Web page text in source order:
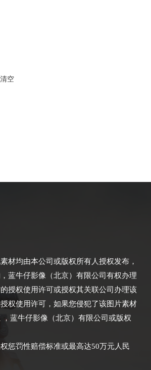
清空
材均由本公司或版权所有人授权发布，
蓝牛仔影像（北京）有限公司有权办理
授权使用许可或授权其关联公司办理该
权使用许可，如果您侵犯了该图片素材
蓝牛仔影像（北京）有限公司或版权
惩罚性赔偿标准或最高达50万元人民